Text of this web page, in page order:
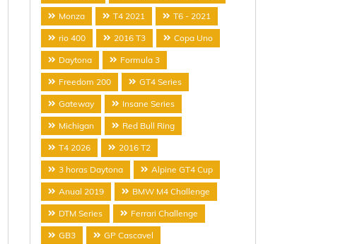
Monza T4 2021 T6 - 2021
rio 400 2016 T3 Copa Uno
Daytona Formula 3
Freedom 200 GT4 Series
Gateway Insane Series
Michigan Red Bull Ring
T4 2026 2016 T2
3 horas Daytona Alpine GT4 Cup
Anual 2019 BMW M4 Challenge
DTM Series Ferrari Challenge
GB3 GP Cascavel